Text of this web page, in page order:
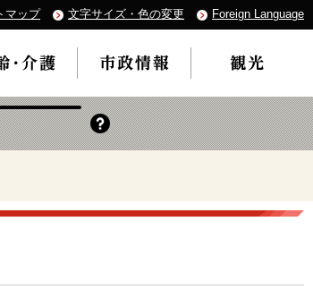
マップ 文字サイズ・色の変更 Foreign Language